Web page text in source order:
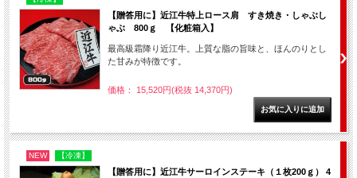
【贈答用に】近江牛特上ロース肩 すき焼き・しゃぶし
ゃぶ 800ｇ 【化粧箱入】
最高級霜降り近江牛。上質な脂の旨味と、ほんのりとし
た甘みが特徴です。
価格： 15,520円(税抜 14,370円)
NEW 【冷凍】
【贈答用に】近江牛サーロインステーキ（１枚200ｇ） 4